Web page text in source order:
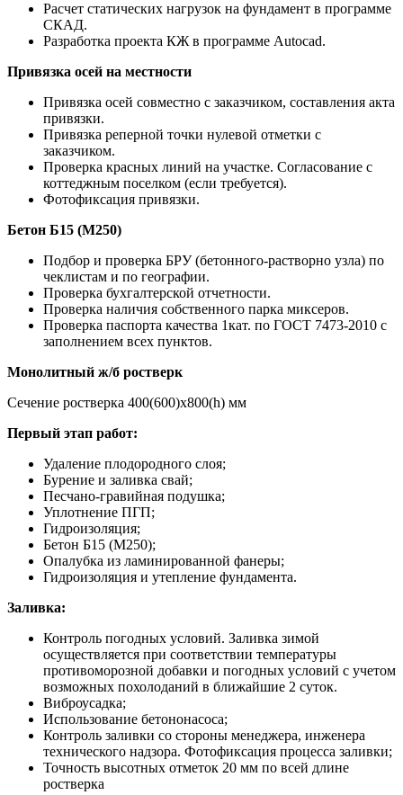
Расчет статических нагрузок на фундамент в программе
СКАД.
Разработка проекта КЖ в программе Autocad.
Привязка осей на местности
Привязка осей совместно с заказчиком, составления акта
привязки.
Привязка реперной точки нулевой отметки с
заказчиком.
Проверка красных линий на участке. Согласование с
коттеджным поселком (если требуется).
Фотофиксация привязки.
Бетон Б15 (М250)
Подбор и проверка БРУ (бетонного-растворно узла) по
чеклистам и по географии.
Проверка бухгалтерской отчетности.
Проверка наличия собственного парка миксеров.
Проверка паспорта качества 1кат. по ГОСТ 7473-2010 с
заполнением всех пунктов.
Монолитный ж/б ростверк
Сечение ростверка 400(600)х800(h) мм
Первый этап работ:
Удаление плодородного слоя;
Бурение и заливка свай;
Песчано-гравийная подушка;
Уплотнение ПГП;
Гидроизоляция;
Бетон Б15 (М250);
Опалубка из ламинированной фанеры;
Гидроизоляция и утепление фундамента.
Заливка:
Контроль погодных условий. Заливка зимой
осуществляется при соответствии температуры
противоморозной добавки и погодных условий с учетом
возможных похолоданий в ближайшие 2 суток.
Виброусадка;
Использование бетононасоса;
Контроль заливки со стороны менеджера, инженера
технического надзора. Фотофиксация процесса заливки;
Точность высотных отметок 20 мм по всей длине
ростверка